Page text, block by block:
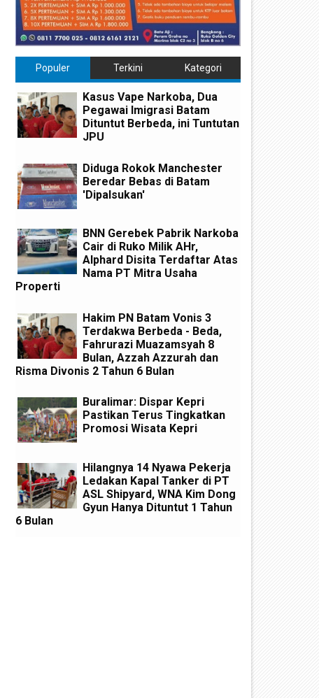
Populer Terkini Kategori
Kasus Vape Narkoba, Dua
Pegawai Imigrasi Batam
Dituntut Berbeda, ini Tuntutan
JPU
Diduga Rokok Manchester
Beredar Bebas di Batam
'Dipalsukan'
BNN Gerebek Pabrik Narkoba
Cair di Ruko Milik AHr,
Alphard Disita Terdaftar Atas
Nama PT Mitra Usaha
Properti
Hakim PN Batam Vonis 3
Terdakwa Berbeda - Beda,
Fahrurazi Muazamsyah 8
Bulan, Azzah Azzurah dan
Risma Divonis 2 Tahun 6 Bulan
Buralimar: Dispar Kepri
Pastikan Terus Tingkatkan
Promosi Wisata Kepri
Hilangnya 14 Nyawa Pekerja
Ledakan Kapal Tanker di PT
ASL Shipyard, WNA Kim Dong
Gyun Hanya Dituntut 1 Tahun
6 Bulan